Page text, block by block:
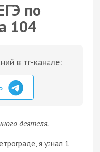
по
104
в тг-канале:
деятеля.
я узнал 1